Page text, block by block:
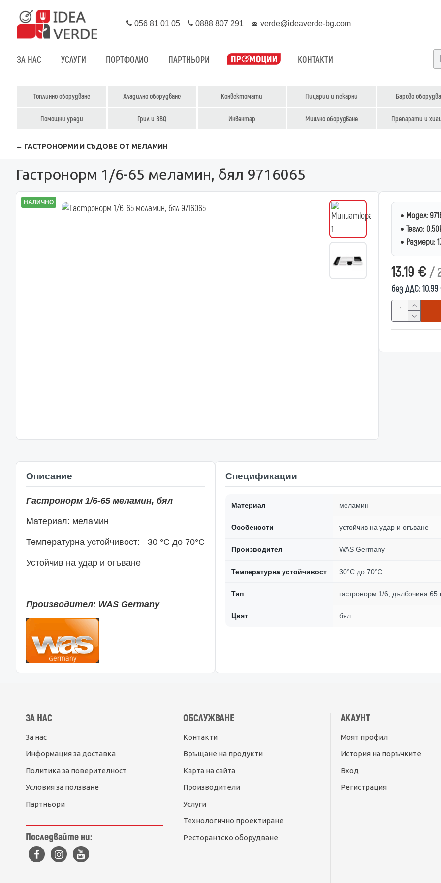
056 81 01 05 0888 807 291 verde@ideaverde-bg.com
ЗА НАС УСЛУГИ ПОРТФОЛИО ПАРТНЬОРИ КОНТАКТИ
Топлинно оборудване Хладилно оборудване Конвектомати Пицарии и пекарни Барово
Помощни уреди Грил и BBQ Инвентар Миялно оборудване Препарати и
← ГАСТРОНОРМИ И СЪДОВЕ ОТ МЕЛАМИН
Гастронорм 1/6-65 меламин, бял 9716065
НАЛИЧНО
13.19 € /
без ДДС:
Модел:
Тегло:
Размери:
Описание
Гастронорм 1/6-65 меламин, бял
Материал: меламин
Температурна устойчивост: - 30 °С до 70°С
Устойчив на удар и огъване
Производител: WAS Germany
Спецификации
Материал меламин
Особености устойчив на удар и огъване
Производител WAS Germany
Температурна устойчивост 30°C до 70°C
Тип гастронорм 1/6, дълбочина 65
Цвят бял
ЗА НАС
За нас
Информация за доставка
Политика за поверителност
Условия за ползване
Партньори
Последвайте ни:
ОБСЛУЖВАНЕ
Контакти
Връщане на продукти
Карта на сайта
Производители
Услуги
Технологично проектиране
Ресторантско оборудване
АКАУНТ
Моят профил
История на поръчките
Вход
Регистрация